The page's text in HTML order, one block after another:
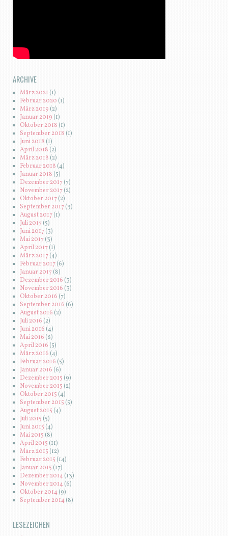
ARCHIVE
März 2021(1)
Februar 2020 (1)
März 2019 (2)
Januar 2019 (1)
Oktober 2018(1)
September 2018 (1)
Juni 2018 (1)
April 2018(2)
März 2018 (2)
Februar 2018(4)
Januar 2018 (5)
Dezember 2017(7)
November 2017(2)
Oktober 2017(2)
September 2017(3)
August 2017(1)
Juli 2017(5)
Juni 2017(3)
Mai 2017(3)
April 2017(1)
März 2017(4)
Februar 2017(6)
Januar 2017(8)
Dezember 2016 (3)
November 2016 (3)
Oktober 2016(7)
September 2016 (6)
August 2016(2)
Juli 2016(2)
Juni 2016 (4)
Mai 2016 (8)
April 2016(5)
März 2016 (4)
Februar 2016(5)
Januar 2016 (6)
Dezember 2015 (9)
November 2015 (2)
Oktober 2015 (4)
September 2015 (5)
August 2015 (4)
Juli 2015 (5)
Juni 2015 (4)
Mai 2015(8)
April 2015 (11)
März 2015 (12)
Februar 2015 (14)
Januar 2015 (17)
Dezember 2014(13)
November 2014(6)
Oktober 2014(9)
September 2014(8)
LESEZEICHEN